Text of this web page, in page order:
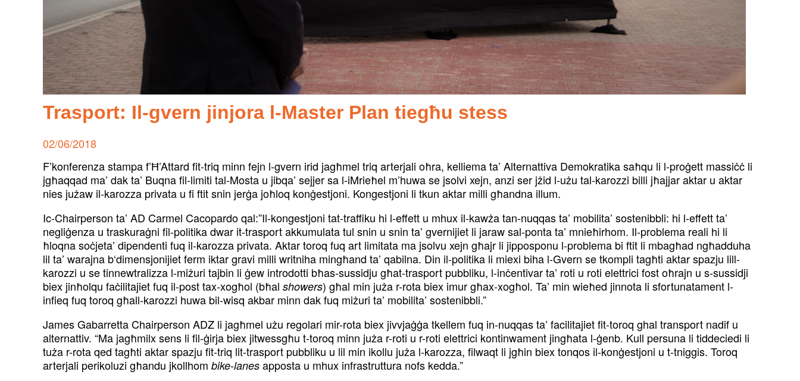
Trasport: Il-gvern jinjora l-Master Plan tiegħu stess
Posted
02/06/2018
F’konferenza stampa f’Ħ’Attard fit-triq minn fejn l-gvern irid jagħmel triq arterjali oħra, kelliema ta’ Alternattiva Demokratika saħqu li l-proġett massiċċ li
jgħaqqad ma’ dak ta’ Buqna fil-limiti tal-Mosta u jibqa’ sejjer sa l-iMrieħel m’huwa se jsolvi xejn, anzi ser jżid l-użu tal-karozzi billi jħajjar aktar u aktar
nies jużaw il-karozza privata u fi ftit snin jerġa joħloq konġestjoni. Kongestjoni li tkun aktar milli għandna illum.
Ic-Chairperson ta’ AD Carmel Cacopardo qal:”Il-kongestjoni tat-traffiku hi l-effett u mhux il-kawża tan-nuqqas ta’ mobilita’ sostenibbli: hi l-effett ta’
negliġenza u traskuraġni fil-politika dwar it-trasport akkumulata tul snin u snin ta’ gvernijiet li jaraw sal-ponta ta’ mnieħirhom. Il-problema reali hi li
ħloqna soċjeta’ dipendenti fuq il-karozza privata. Aktar toroq fuq art limitata ma jsolvu xejn għajr li jipposponu l-problema bi ftit li mbagħad ngħadduha
lil ta’ warajna b‘dimensjonijiet ferm iktar gravi milli writniha mingħand ta’ qabilna. Din il-politika li miexi biha l-Gvern se tkompli tagħti aktar spazju lill-
karozzi u se tinnewtralizza l-miżuri tajbin li ġew introdotti bħas-sussidju għat-trasport pubbliku, l-inċentivar ta’ roti u roti elettrici fost oħrajn u s-sussidji
biex jinħolqu faċilitajiet fuq il-post tax-xogħol (bħal showers) għal min juża r-rota biex imur għax-xogħol. Ta’ min wieħed jinnota li sfortunatament l-
infieq fuq toroq għall-karozzi huwa bil-wisq akbar minn dak fuq miżuri ta’ mobilita’ sostenibbli.”
James Gabarretta Chairperson ADZ li jagħmel użu regolari mir-rota biex jivvjaġġa tkellem fuq in-nuqqas ta’ facilitajiet fit-toroq ghal transport nadif u
alternattiv. “Ma jagħmilx sens li fil-ġirja biex jitwessgħu t-toroq minn juża r-roti u r-roti elettrici kontinwament jingħata l-ġenb. Kull persuna li tiddeciedi li
tuża r-rota qed tagħti aktar spazju fit-triq lit-trasport pubbliku u lil min ikollu juża l-karozza, filwaqt li jgħin biex tonqos il-konġestjoni u t-tniggis. Toroq
arterjali perikoluzi għandu jkollhom bike-lanes apposta u mhux infrastruttura nofs kedda.”